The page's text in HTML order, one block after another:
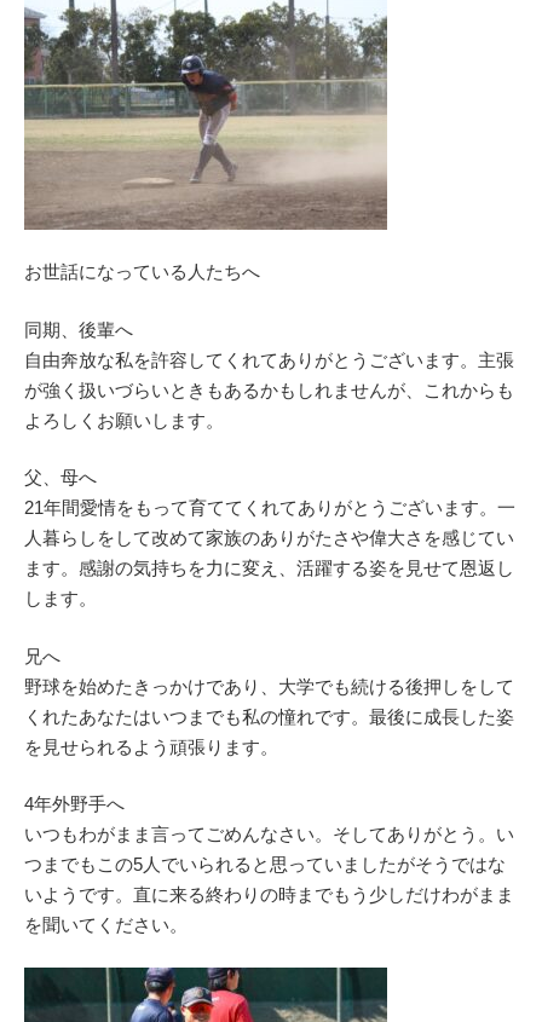
お世話になっている人たちへ
同期、後輩へ
自由奔放な私を許容してくれてありがとうございます。主張
が強く扱いづらいときもあるかもしれませんが、これからも
よろしくお願いします。
父、母へ
21年間愛情をもって育ててくれてありがとうございます。一
人暮らしをして改めて家族のありがたさや偉大さを感じてい
ます。感謝の気持ちを力に変え、活躍する姿を見せて恩返し
します。
兄へ
野球を始めたきっかけであり、大学でも続ける後押しをして
くれたあなたはいつまでも私の憧れです。最後に成長した姿
を見せられるよう頑張ります。
4年外野手へ
いつもわがまま言ってごめんなさい。そしてありがとう。い
つまでもこの5人でいられると思っていましたがそうではな
いようです。直に来る終わりの時までもう少しだけわがまま
を聞いてください。